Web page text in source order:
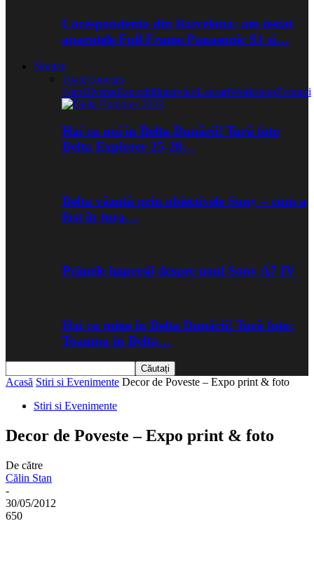
Corespondenta din Barcelona: am testat
aparatele Full Frame Panasonic S1 si…
Noutati
ToateConcurs
FotoDiverseExpozitiiInterviuriLansariWorkshopZvonuri
Hai cu noi în Delta Dunării! Tură foto
Delta Explorer 25-28…
Delta văzută prin obiectivele Sony – cum a
fost în tura…
Primele impresii despre noul Sony A7 IV
Hai cu mine în Delta Dunării! Tură foto:
Toamna în Delta…
Acasă Stiri si Evenimente Decor de Poveste – Expo print & foto
Stiri si Evenimente
Decor de Poveste – Expo print & foto
De către
Călin Stan
-
30/05/2012
650